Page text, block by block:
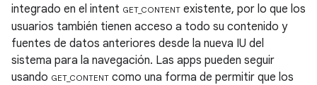
integrado en el intent GET_CONTENT existente, por lo que los
usuarios también tienen acceso a todo su contenido y
fuentes de datos anteriores desde la nueva IU del
sistema para la navegación. Las apps pueden seguir
usando GET_CONTENT como una forma de permitir que los